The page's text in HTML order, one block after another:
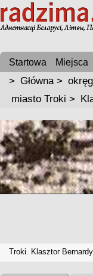
Startowa Miejsca
> Główna>
miasto Troki >
Troki. Klasztor